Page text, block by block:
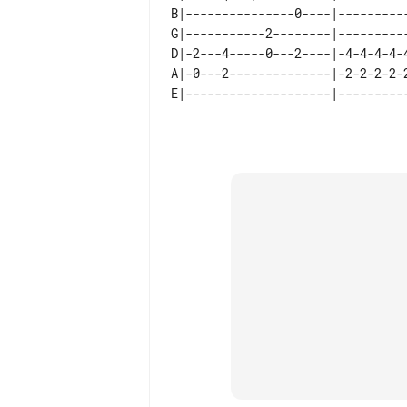
B|---------------0----
G|-----------2--------
D|-2---4-----0---2----|-4-4-4-4-
A|-0---2--------------|-2-2-2-2-